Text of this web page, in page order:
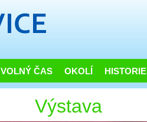
VOLNÝ ČAS OKOLÍ HISTORIE
Výstava